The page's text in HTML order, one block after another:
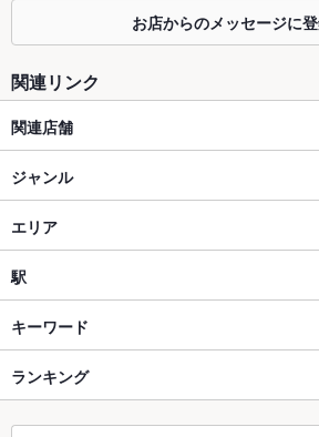
あり ：44名まで可能な宴会場は、
宴会のご予約承り中!!
カウンター
ソファー
テラス席
貸切
設備
Wi-Fi
バリアフリ
駐車場 なし ：お近くのコインパーキング
お店からのメッセージに
関連リンク
関連店舗
隠れ菴 忍家
ジャンル
居酒屋
和風
水戸 × 居酒屋
水戸 × 和風
水戸駅 × 居酒屋
エリア
水戸駅
水戸駅 × 居酒屋
水戸駅 × 和風
水戸駅 × 和食
駅
水戸駅
キーワード
からあげ
ランキング
茨城のグルメランキング